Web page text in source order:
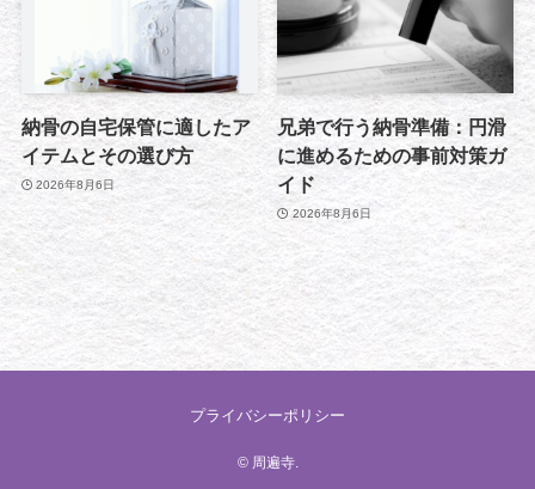
納骨の自宅保管に適したア
イテムとその選び方
2026年8月6日
兄弟で行う納骨準備：円滑
に進めるための事前対策ガ
イド
2026年8月6日
プライバシーポリシー
©周遍寺.